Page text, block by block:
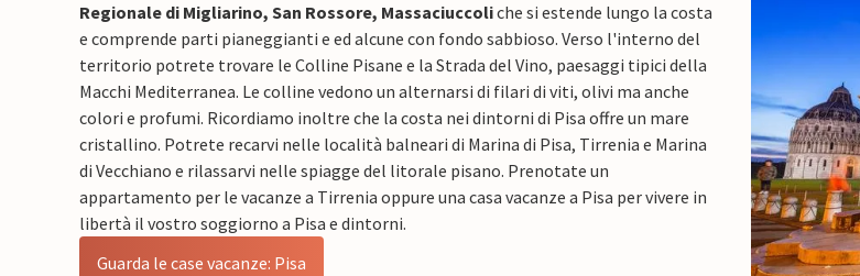
Regionale di Migliarino, San Rossore, Massaciuccoliche si estende lungo la costa
e comprende parti pianeggianti e ed alcune con fondo sabbioso. Verso l'interno del
territorio potrete trovare le Colline Pisane e la Strada del Vino, paesaggi tipici della
Macchi Mediterranea. Le colline vedono un alternarsi di filari di viti, olivi ma anche
colori e profumi. Ricordiamo inoltre che la costa nei dintorni di Pisa offre un mare
cristallino. Potrete recarvi nelle località balneari di Marina di Pisa, Tirrenia e Marina
di Vecchiano e rilassarvi nelle spiagge del litorale pisano. Prenotate un
appartamento per le vacanze a Tirrenia oppure una casa vacanze a Pisa per vivere in
libertà il vostro soggiorno a Pisa e dintorni.
Guarda le case vacanze: Pisa